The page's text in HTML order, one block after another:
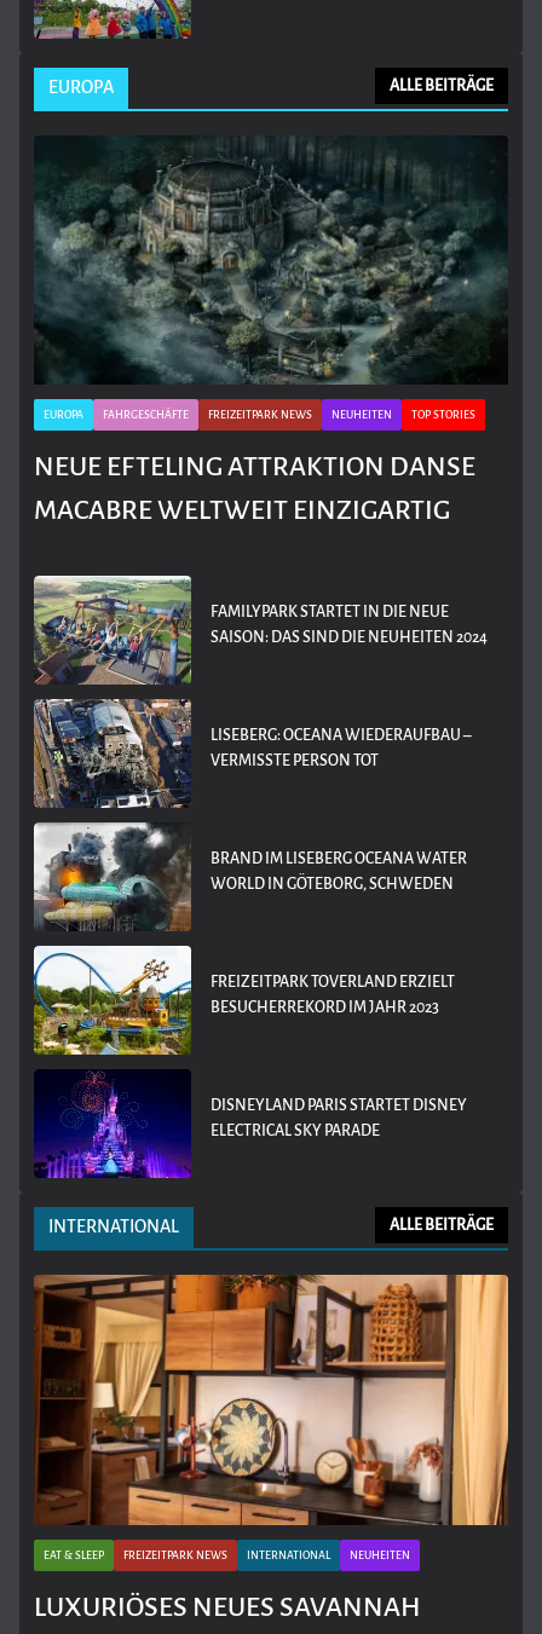
EUROPA ALLE BEITRÄGE
EUROPA FAHRGESCHÄFTE FREIZEITPARK NEWS NEUHEITEN TOP STORIES
NEUE EFTELING ATTRAKTION DANSE
MACABRE WELTWEIT EINZIGARTIG
FAMILYPARK STARTET IN DIE NEUE
SAISON: DAS SIND DIE NEUHEITEN 2024
LISEBERG: OCEANA WIEDERAUFBAU –
VERMISSTE PERSON TOT
BRAND IM LISEBERG OCEANA WATER
WORLD IN GÖTEBORG, SCHWEDEN
FREIZEITPARK TOVERLAND ERZIELT
BESUCHERREKORD IM JAHR 2023
DISNEYLAND PARIS STARTET DISNEY
ELECTRICAL SKY PARADE
INTERNATIONAL ALLE BEITRÄGE
EAT & SLEEP FREIZEITPARK NEWS INTERNATIONAL NEUHEITEN
LUXURIÖSES NEUES SAVANNAH